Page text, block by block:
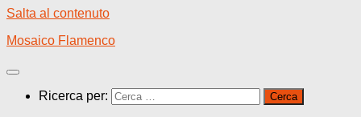
Salta al contenuto
Mosaico Flamenco
Ricerca per: